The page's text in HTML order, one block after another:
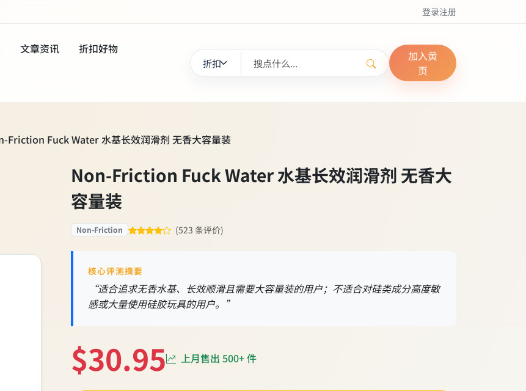
登录注册
文章资讯 折扣好物
加入黄
页
Friction Fuck Water 水基长效润滑剂 无香大容量装
Non-Friction Fuck Water 水基长效润滑剂 无香大
容量装
Non-Friction (523 条评价)
核心评测摘要
“适合追求无香水基、长效顺滑且需要大容量装的用户；不适合对硅类成分高度敏
感或大量使用硅胶玩具的用户。”
$30.95 上月售出 500+ 件